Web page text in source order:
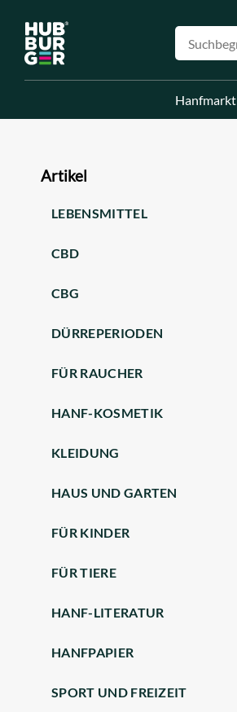
Hanfmarkt
Artikel
LEBENSMITTEL
CBD
CBG
DÜRREPERIODEN
FÜR RAUCHER
HANF-KOSMETIK
KLEIDUNG
HAUS UND GARTEN
FÜR KINDER
FÜR TIERE
HANF-LITERATUR
HANFPAPIER
SPORT UND FREIZEIT